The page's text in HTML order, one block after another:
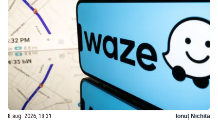
8 aug. 2026, 18:31 Ionuț Nichita